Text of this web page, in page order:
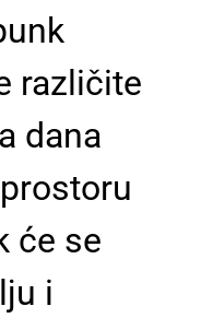
različite
dana
će se
i